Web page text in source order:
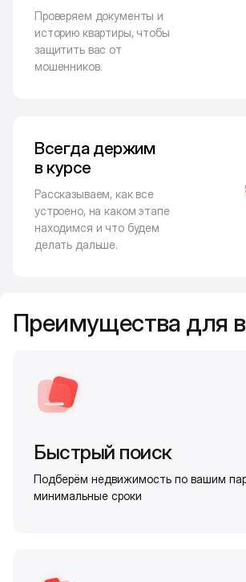
Проверяем документы и
историю квартиры, чтобы
защитить вас от
мошенников.
Всегда держим
в курсе
Рассказываем, как все
устроено, на каком этапе
находимся и что будем
делать дальше.
Преимущества для
Быстрый поиск
Подберём недвижимость по вашим
минимальные сроки